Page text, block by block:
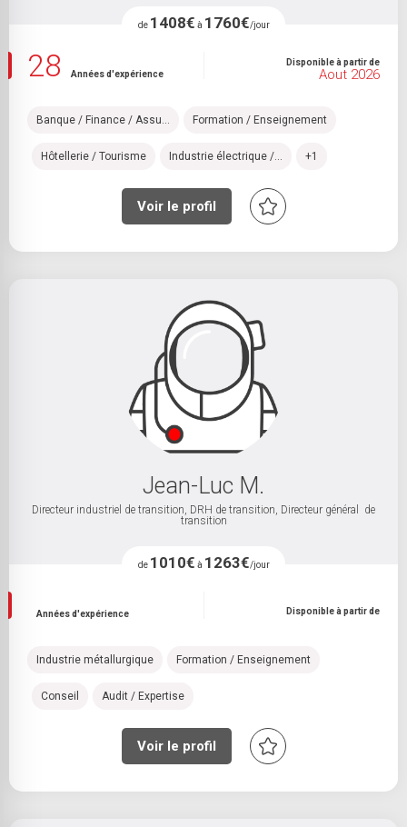
de 1408€ à 1760€/jour
28 Années d'expérience
Disponible à partir de
Aout 2026
Banque / Finance / Assu... Formation / Enseignement
Hôtellerie / Tourisme Industrie électrique /... +1
Voir le profil
Jean-Luc M.
Directeur industriel de transition, DRH de transition, Directeur général de
transition
de 1010€ à 1263€/jour
Années d'expérience Disponible à partir de
Industrie métallurgique Formation / Enseignement
Conseil Audit / Expertise
Voir le profil